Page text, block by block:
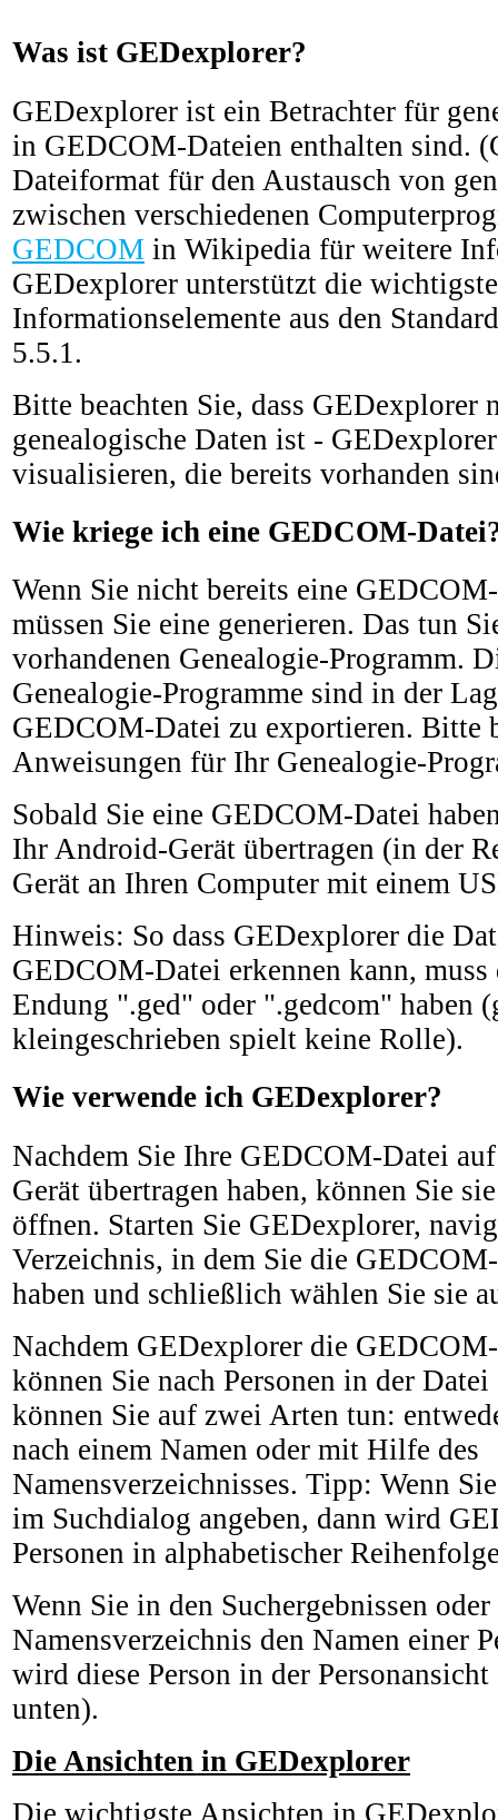
Was ist GEDexplorer?
GEDexplorer ist ein Betrachter für
in GEDCOM-Dateien enthalten sind.
Dateiformat für den Austausch von
zwischen verschiedenen
GEDCOM in Wikipedia für weitere
GEDexplorer unterstützt die
Informationselemente aus den
5.5.1.
Bitte beachten Sie, dass
genealogische Daten ist -
visualisieren, die bereits vorhanden
Wie kriege ich eine GEDCOM-
Wenn Sie nicht bereits eine
müssen Sie eine generieren. Das tun
vorhandenen Genealogie-Programm.
Genealogie-Programme sind in der
GEDCOM-Datei zu exportieren. Bitte
Anweisungen für Ihr Genealogie-
Sobald Sie eine GEDCOM-Datei
Ihr Android-Gerät übertragen (in der
Gerät an Ihren Computer mit einem
Hinweis: So dass GEDexplorer die
GEDCOM-Datei erkennen kann, muss
Endung ".ged" oder ".gedcom" haben
kleingeschrieben spielt keine Rolle).
Wie verwende ich GEDexplorer?
Nachdem Sie Ihre GEDCOM-Datei
Gerät übertragen haben, können Sie
öffnen. Starten Sie GEDexplorer,
Verzeichnis, in dem Sie die
haben und schließlich wählen Sie sie
Nachdem GEDexplorer die
können Sie nach Personen in der
können Sie auf zwei Arten tun:
nach einem Namen oder mit Hilfe des
Namensverzeichnisses. Tipp: Wenn
im Suchdialog angeben, dann wird
Personen in alphabetischer
Wenn Sie in den Suchergebnissen
Namensverzeichnis den Namen einer
wird diese Person in der
unten).
Die Ansichten in GEDexplorer
Die wichtigste Ansichten in